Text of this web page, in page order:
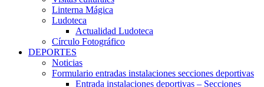
Linterna Mágica
Ludoteca
Actualidad Ludoteca
Círculo Fotográfico
DEPORTES
Noticias
Formulario entradas instalaciones secciones deportivas
Entrada instalaciones deportivas – Secciones